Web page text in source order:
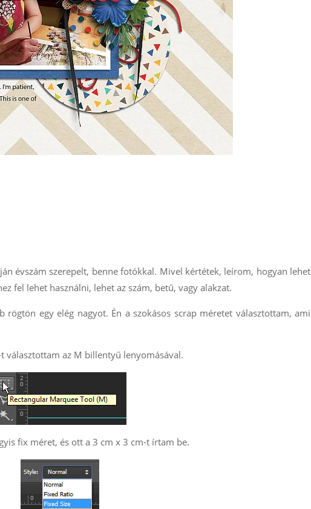
évszám szerepelt, benne fotókkal. Mivel kértétek, leírom, hogyan lehet
fel lehet használni, lehet az szám, betű, vagy alakzat.
egy elég nagyot. Én a szokásos scrap méretet választottam, ami
választottam az M billentyű lenyomásával.
fix méret, és ott a 3 cm x 3 cm-t írtam be.